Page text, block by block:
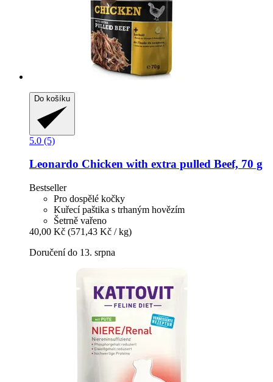
Do košíku
5.0 (5)
Leonardo Chicken with extra pulled Beef, 70 g
Bestseller
Pro dospělé kočky
Kuřecí paštika s trhaným hovězím
Šetrně vařeno
40,00 Kč (571,43 Kč / kg)
Doručení do 13. srpna